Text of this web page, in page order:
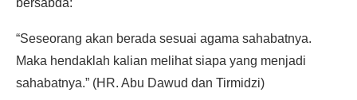
“Seseorang akan berada sesuai agama sahabatnya.
Maka hendaklah kalian melihat siapa yang menjadi
sahabatnya.” (HR. Abu Dawud dan Tirmidzi)